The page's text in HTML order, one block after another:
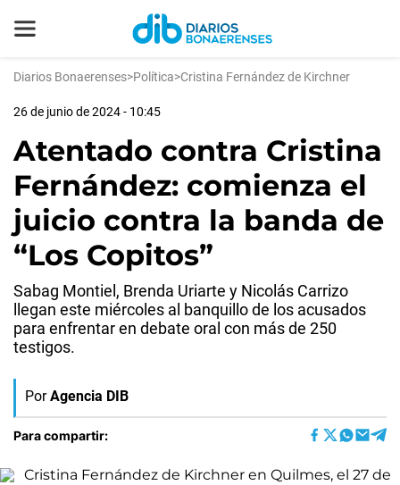
Diarios Bonaerenses>Política>Cristina Fernández de Kirchner
26 de junio de 2024 - 10:45
Atentado contra Cristina
Fernández: comienza el
juicio contra la banda de
“Los Copitos”
Sabag Montiel, Brenda Uriarte y Nicolás Carrizo
llegan este miércoles al banquillo de los acusados
para enfrentar en debate oral con más de 250
testigos.
Por Agencia DIB
Para compartir: